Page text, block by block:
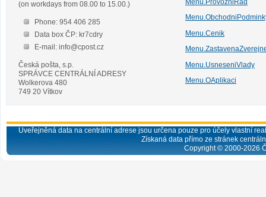
(on workdays from 08.00 to 15.00.)
Phone: 954 406 285
Data box ČP: kr7cdry
E-mail: info@cpost.cz
Česká pošta, s.p.
SPRÁVCE CENTRÁLNÍ ADRESY
Wolkerova 480
749 20 Vítkov
Menu.Cenik
Menu.UsneseniVlady
Menu.OAplikaci
Uveřejněná data na centrální adrese jsou určena pouze pro účely vlastní
Získaná data přímo ze stránek
Copyright © 2000-2026